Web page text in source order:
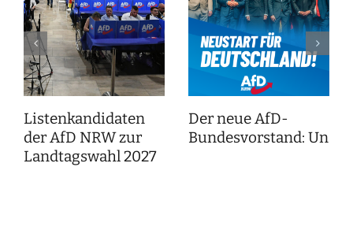
Listenkandidaten
der AfD NRW zur
Landtagswahl 2027
Der neue AfD-
Bundesvorstand: